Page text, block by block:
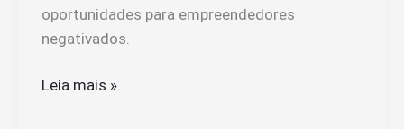
oportunidades para empreendedores
negativados.
Cartão
Leia mais »